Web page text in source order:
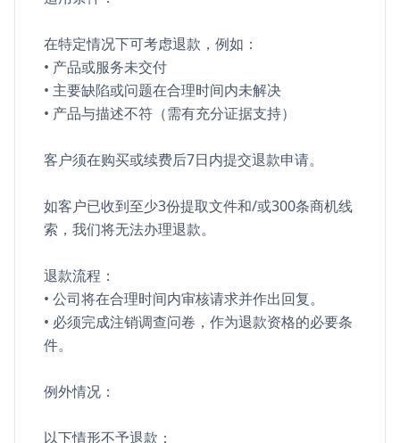
在特定情况下可考虑退款，例如：
• 产品或服务未交付
• 主要缺陷或问题在合理时间内未解决
• 产品与描述不符（需有充分证据支持）
客户须在购买或续费后7日内提交退款申请。
如客户已收到至少3份提取文件和/或300条商机线
索，我们将无法办理退款。
退款流程：
• 公司将在合理时间内审核请求并作出回复。
• 必须完成注销调查问卷，作为退款资格的必要条
件。
例外情况：
以下情形不予退款：